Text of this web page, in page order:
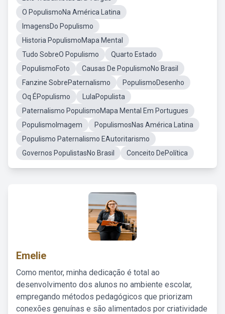
O PopulismoNa América Latina
ImagensDo Populismo
Historia PopulismoMapa Mental
Tudo SobreO Populismo
Quarto Estado
PopulismoFoto
Causas De PopulismoNo Brasil
Fanzine SobrePaternalismo
PopulismoDesenho
Oq ÉPopulismo
LulaPopulista
Paternalismo PopulismoMapa Mental Em Portugues
PopulismoImagem
PopulismosNas América Latina
Populismo Paternalismo EAutoritarismo
Governos PopulistasNo Brasil
Conceito DePolítica
Emelie
Como mentor, minha dedicação é total ao
desenvolvimento dos alunos no ambiente escolar,
empregando métodos pedagógicos que priorizam
conexões genuínas e são alimentados por criatividade